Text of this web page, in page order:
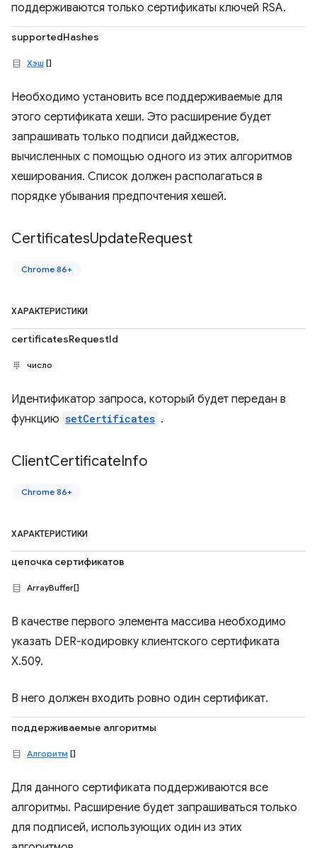
поддерживаются только сертификаты ключей RSA.
supportedHashes
Хэш []
Необходимо установить все поддерживаемые для
этого сертификата хеши. Это расширение будет
запрашивать только подписи дайджестов,
вычисленных с помощью одного из этих алгоритмов
хеширования. Список должен располагаться в
порядке убывания предпочтения хешей.
CertificatesUpdateRequest
Chrome 86+
ХАРАКТЕРИСТИКИ
certificatesRequestId
число
Идентификатор запроса, который будет передан в
функцию setCertificates .
ClientCertificateInfo
Chrome 86+
ХАРАКТЕРИСТИКИ
цепочка сертификатов
ArrayBuffer[]
В качестве первого элемента массива необходимо
указать DER-кодировку клиентского сертификата
X.509.
В него должен входить ровно один сертификат.
поддерживаемые алгоритмы
Алгоритм []
Для данного сертификата поддерживаются все
алгоритмы. Расширение будет запрашиваться только
для подписей, использующих один из этих